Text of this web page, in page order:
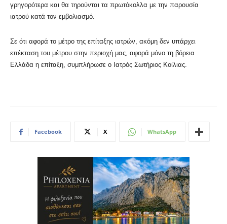
γρηγορότερα και θα τηρούνται τα πρωτόκολλα με την παρουσία
ιατρού κατά τον εμβολιασμό.
Σε ότι αφορά το μέτρο της επίταξης ιατρών, ακόμη δεν υπάρχει
επέκταση του μέτρου στην περιοχή μας, αφορά μόνο τη βόρεια
Ελλάδα η επίταξη, συμπλήρωσε ο Ιατρός Σωτήριος Κοίλιας.
Facebook X WhatsApp